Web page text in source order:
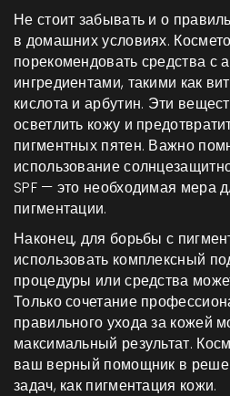
Не стоит забывать и о
в домашних условиях.
порекомендовать средства с
ингредиентами, такими как
кислота и арбутин. Эти
осветлить кожу и
пигментных пятен. Важно
использование
SPF — это необходимая мера
пигментации.
Наконец, для борьбы с
использовать комплексный
процедуры или средства
Только сочетание
правильного ухода за кожей
максимальный результат.
ваш верный помощник в
задач, как пигментация кожи.